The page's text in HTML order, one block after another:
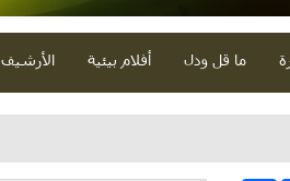
ما قل ودل أفلام بيئية الأرشيف